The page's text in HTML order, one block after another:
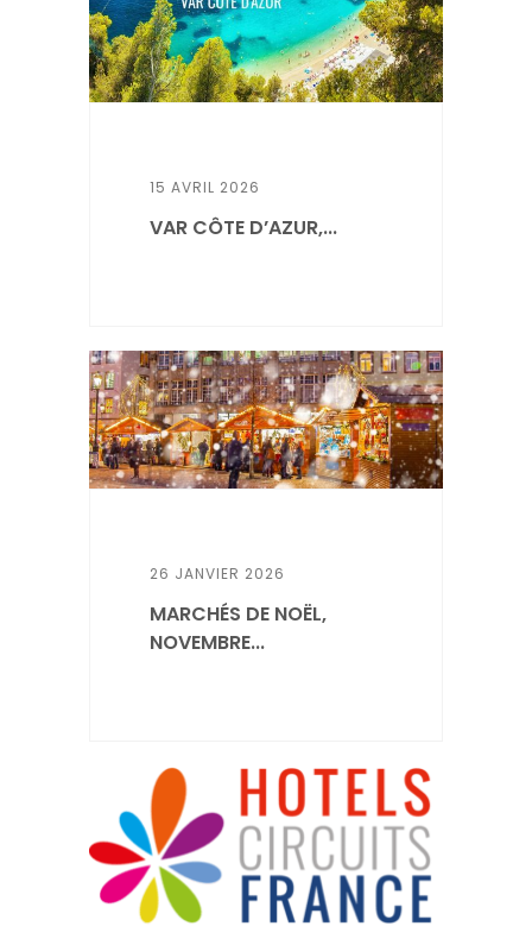
15 AVRIL 2026
VAR CÔTE D’AZUR,...
26 JANVIER 2026
MARCHÉS DE NOËL,
NOVEMBRE...